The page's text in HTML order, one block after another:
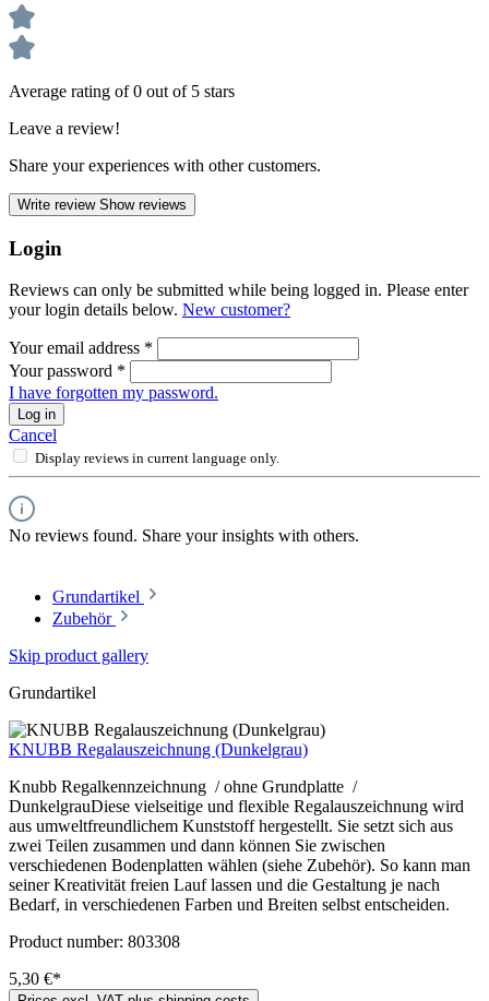
Average rating of 0 out of 5 stars
Leave a review!
Share your experiences with other customers.
Write review Show reviews
Login
Reviews can only be submitted while being logged in. Please enter
your login details below. New customer?
Your email address *
Your password *
I have forgotten my password.
Log in
Cancel
Display reviews in current language only.
No reviews found. Share your insights with others.
Grundartikel
Zubehör
Skip product gallery
Grundartikel
KNUBB Regalauszeichnung (Dunkelgrau)
Knubb Regalkennzeichnung / ohne Grundplatte /
DunkelgrauDiese vielseitige und flexible Regalauszeichnung wird
aus umweltfreundlichem Kunststoff hergestellt. Sie setzt sich aus
zwei Teilen zusammen und dann können Sie zwischen
verschiedenen Bodenplatten wählen (siehe Zubehör). So kann man
seiner Kreativität freien Lauf lassen und die Gestaltung je nach
Bedarf, in verschiedenen Farben und Breiten selbst entscheiden.
Product number: 803308
5,30 €*